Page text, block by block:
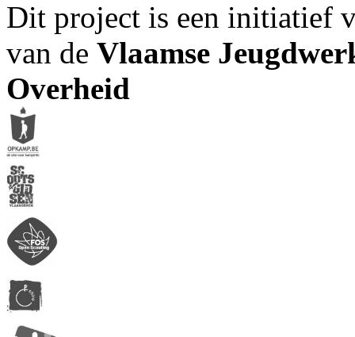
Dit project is een initiatief
van de Vlaamse
Overheid